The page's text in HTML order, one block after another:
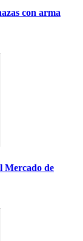
con arma
Mercado de